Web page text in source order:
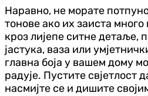
Наравно, не морате
тонове ако их заиста
кроз лијепе ситне детаље,
јастука, ваза или
главна боја у вашем дому
радује. Пустите свјетлост
насмијте се и дишите